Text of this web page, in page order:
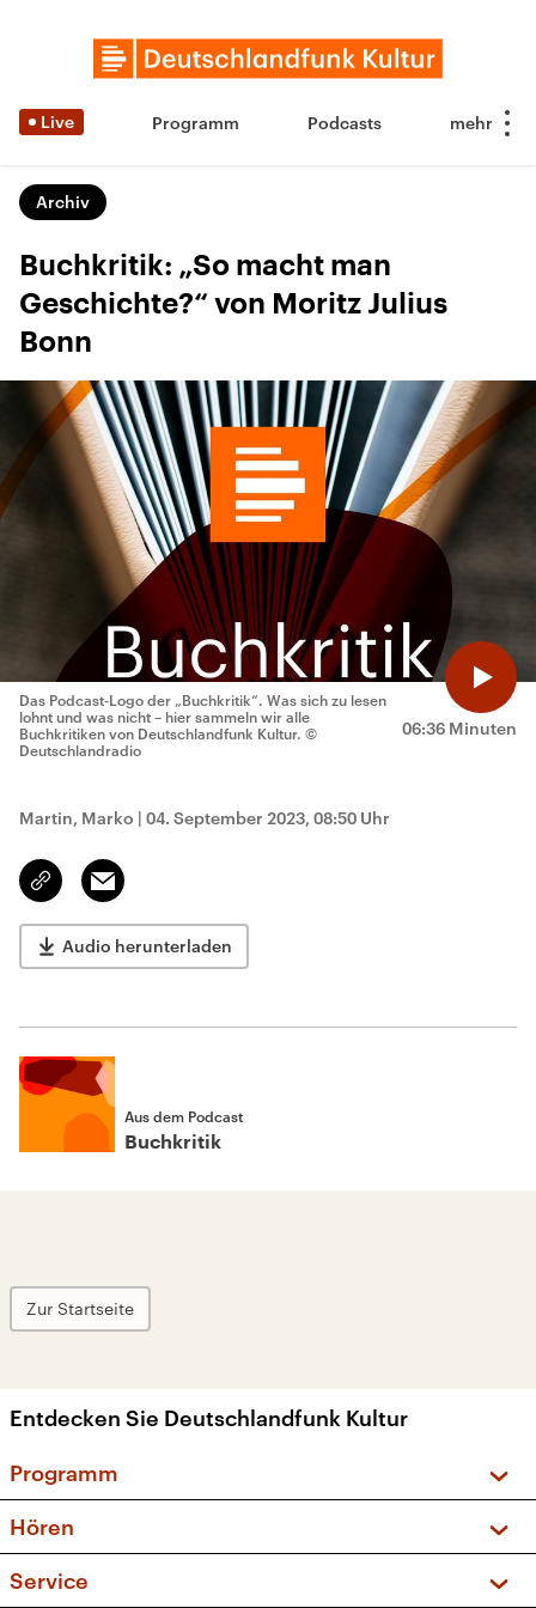
Live Programm Podcasts
Archiv
Buchkritik: „So macht man
Geschichte?“ von Moritz Julius
Bonn
06:36 Minuten
Das Podcast-Logo der „Buchkritik“. Was sich zu lesen
lohnt und was nicht – hier sammeln wir alle
Buchkritiken von Deutschlandfunk Kultur. ©
Deutschlandradio
Martin, Marko | 04. September 2023, 08:50 Uhr
Link
kopieren/teilen
Email
Audio herunterladen
Aus dem Podcast
Buchkritik
Zur Startseite
Entdecken Sie Deutschlandfunk Kultur
Programm
Sendungen und Podcasts
Musikliste
Hören
Service